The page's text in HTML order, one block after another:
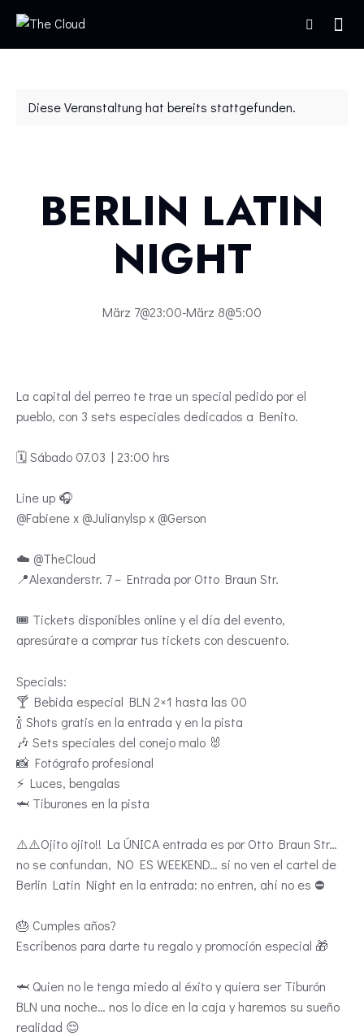
Diese Veranstaltung hat bereits stattgefunden.
BERLIN LATIN
NIGHT
März 7@23:00-März 8@5:00
La capital del perreo te trae un special pedido por el
pueblo, con 3 sets especiales dedicados a Benito.
🗓 Sábado 07.03 | 23:00 hrs
Line up 🎧
@Fabiene x @Julianylsp x @Gerson
☁️ @TheCloud
📍Alexanderstr. 7 – Entrada por Otto Braun Str.
🎟️ Tickets disponibles online y el día del evento,
apresúrate a comprar tus tickets con descuento.
Specials:
🍸 Bebida especial BLN 2×1 hasta las 00
🍾 Shots gratis en la entrada y en la pista
🎶 Sets speciales del conejo malo 🐰
📸 Fotógrafo profesional
⚡️ Luces, bengalas
🦈 Tiburones en la pista
⚠️⚠️Ojito ojito!! La ÚNICA entrada es por Otto Braun Str…
no se confundan, NO ES WEEKEND… si no ven el cartel de
Berlin Latin Night en la entrada: no entren, ahí no es ⛔️
🎂 Cumples años?
Escríbenos para darte tu regalo y promoción especial 🎁
🦈 Quien no le tenga miedo al éxito y quiera ser Tiburón
BLN una noche… nos lo dice en la caja y haremos su sueño
realidad 😌